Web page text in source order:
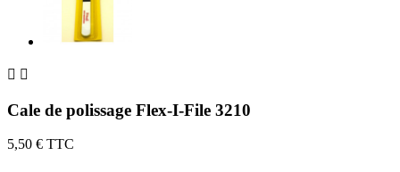
 
Cale de polissage Flex-I-File 3210
5,50 € TTC